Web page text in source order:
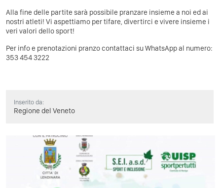
Alla fine delle partite sarà possibile pranzare insieme a noi ed ai
nostri atleti! Vi aspettiamo per tifare, divertirci e vivere insieme i
veri valori dello sport!
Per info e prenotazioni pranzo contattaci su WhatsApp al numero:
353 454 3222
Inserito da:
Regione del Veneto